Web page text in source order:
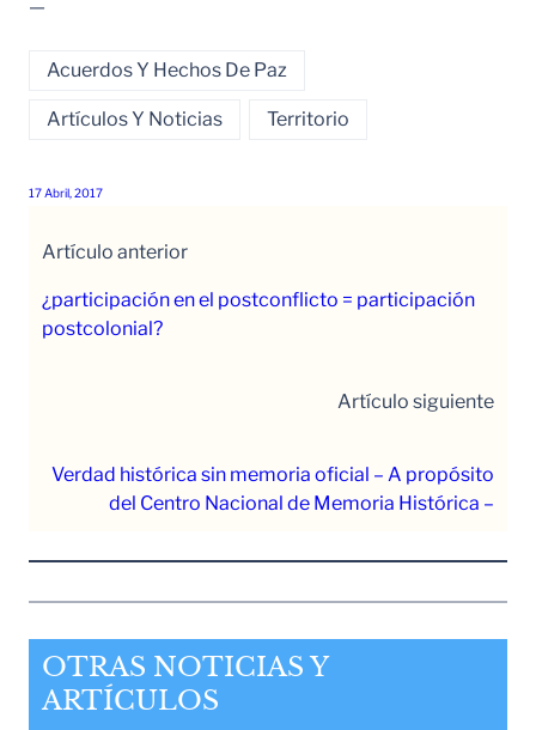
—
Acuerdos Y Hechos De Paz
Artículos Y Noticias Territorio
17 Abril, 2017
Artículo anterior
¿participación en el postconflicto = participación
postcolonial?
Artículo siguiente
Verdad histórica sin memoria oficial – A propósito
del Centro Nacional de Memoria Histórica –
OTRAS NOTICIAS Y
ARTÍCULOS